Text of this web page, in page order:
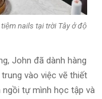
nails tại trời Tây ở độ
John đã dành hàng
vào việc vẽ thiết
ngồi tự mình học tập và